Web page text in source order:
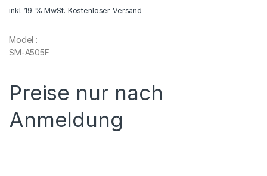
inkl. 19 % MwSt. Kostenloser Versand
Model :
SM-A505F
Preise nur nach
Anmeldung